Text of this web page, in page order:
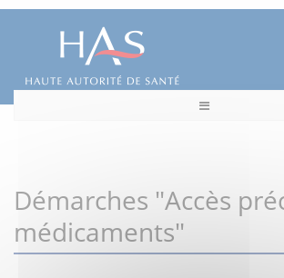
Démarches "Accès
médicaments"